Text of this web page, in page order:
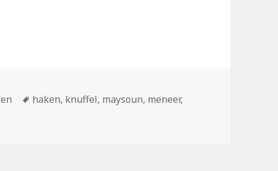
Tags
haken, knuffel, maysoun, meneer,